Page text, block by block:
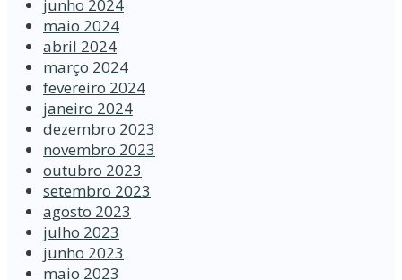
junho 2024
maio 2024
abril 2024
março 2024
fevereiro 2024
janeiro 2024
dezembro 2023
novembro 2023
outubro 2023
setembro 2023
agosto 2023
julho 2023
junho 2023
maio 2023